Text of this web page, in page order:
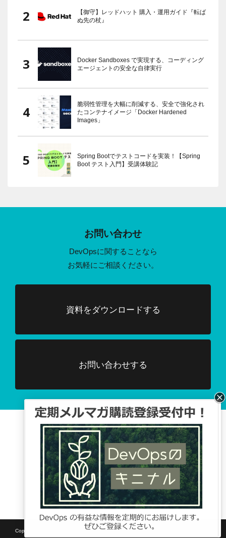
【御守】レッドハット 購入・運用ガイド『転ば
ぬ先の杖』
Docker Sandboxes で実現する、コーディング
エージェントの安全な自律実行
脆弱性管理を大幅に削減する、安全で強化され
たコンテナイメージ「Docker Hardened
Images」
Spring Bootでテストコードを実装！【Spring
Boot テスト入門】受講体験記
お問い合わせ
DevOpsに関することなら
お気軽にご相談ください。
資料をダウンロードする
お問い合わせする
Facebook、TwitterでDevOpsに関する
情報配信を行っています。
Tweets by DevOpsHubjp
Copyright © SB C&S Corp. All rights reserved.